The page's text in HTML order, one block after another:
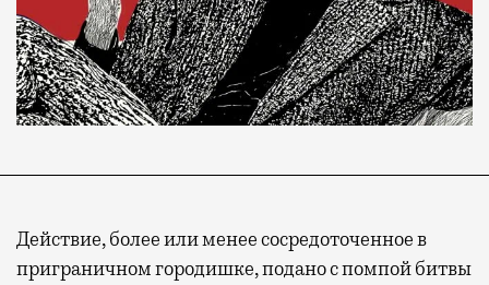
Действие, более или менее сосредоточенное в
приграничном городишке, подано с помпой битвы